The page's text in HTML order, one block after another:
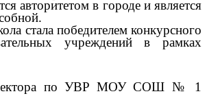
авторитетом в городе и является
стала победителем конкурсного
учреждений в рамках
по УВР МОУ СОШ № 1